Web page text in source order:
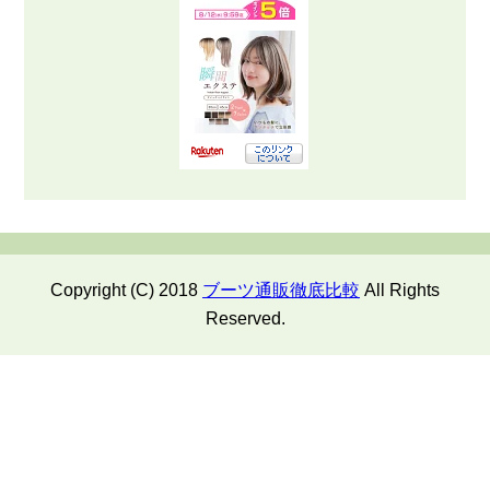
Copyright (C) 2018 ブーツ通販徹底比較 All Rights
Reserved.